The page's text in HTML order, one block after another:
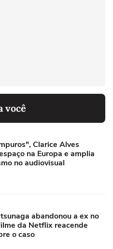
você
Clarice Alves
na Europa e amplia
no audiovisual
abandonou a ex no
da Netflix reacende
o caso